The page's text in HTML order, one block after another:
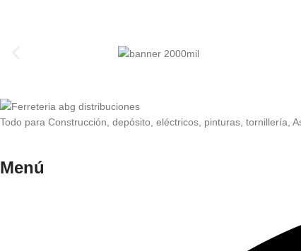
Todo para Construcción, depósito, eléctricos, pinturas, tornillería,
Menú